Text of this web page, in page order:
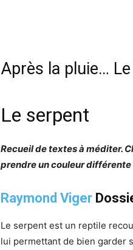
Après la pluie…
Le serpent
Recueil de textes à méditer.
prendre un couleur différente
Raymond Viger
Le serpent est un reptile
lui permettant de bien garder